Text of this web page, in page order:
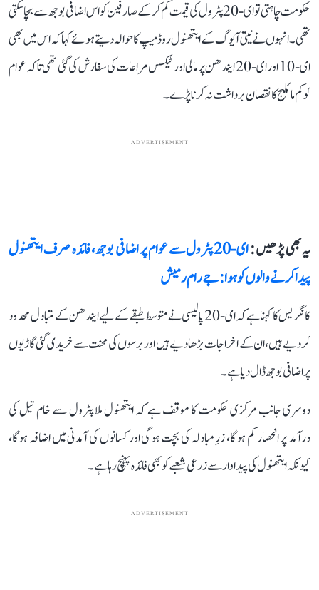
حکومت چاہتی تو ای-20 پٹرول کی قیمت کم کرکے صارفین کو اس اضافی بوجھ سے بچا سکتی
تھی۔ انہوں نے نیتی آیوگ کے ایتھنول روڈ میپ کا حوالہ دیتے ہوئے کہا کہ اس میں بھی
ای-10 اور ای-20 ایندھن پر مالی اور ٹیکس مراعات کی سفارش کی گئی تھی تاکہ عوام
کو کم مائلیج کا نقصان برداشت نہ کرنا پڑے۔
ADVERTISEMENT
یہ بھی پڑھیں :
ای-20 پٹرول سے عوام پر اضافی بوجھ، فائدہ صرف ایتھنول
پیدا کرنے والوں کو ہوا: جے رام رمیش
کانگریس کا کہنا ہے کہ ای-20 پالیسی نے متوسط طبقے کے لیے ایندھن کے متبادل محدود
کر دیے ہیں، ان کے اخراجات بڑھا دیے ہیں اور برسوں کی محنت سے خریدی گئی گاڑیوں
پر اضافی بوجھ ڈال دیا ہے۔
دوسری جانب مرکزی حکومت کا موقف ہے کہ ایتھنول ملا پٹرول سے خام تیل کی
درآمد پر انحصار کم ہوگا، زرِ مبادلہ کی بچت ہوگی اور کسانوں کی آمدنی میں اضافہ ہوگا،
کیونکہ ایتھنول کی پیداوار سے زرعی شعبے کو بھی فائدہ پہنچ رہا ہے۔
ADVERTISEMENT